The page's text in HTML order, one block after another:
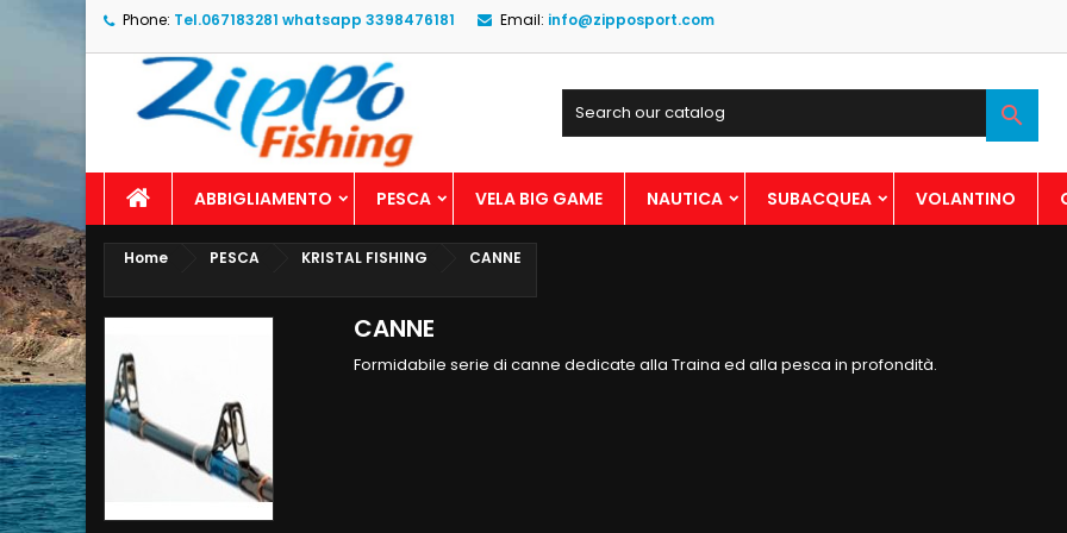
Phone: Tel.067183281 whatsapp 3398476181 Email: info@zipposport.com

ABBIGLIAMENTO PESCA VELA BIG GAME NAUTICA SUBACQUEA VOLANTINO
Home PESCA KRISTAL FISHING CANNE
CANNE
Formidabile serie di canne dedicate alla Traina ed alla pesca in profondità.